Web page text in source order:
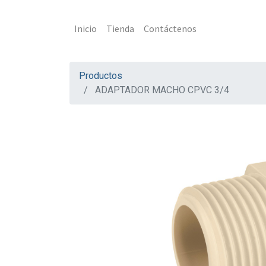
Inicio Tienda Contáctenos
Productos
ADAPTADOR MACHO CPVC 3/4